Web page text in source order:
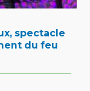
spectacle
du feu